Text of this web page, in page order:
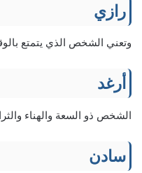
رازي
وتعني الشخص الذي يتمتع
أرغد
الشخص ذو السعة والهناء
سادن